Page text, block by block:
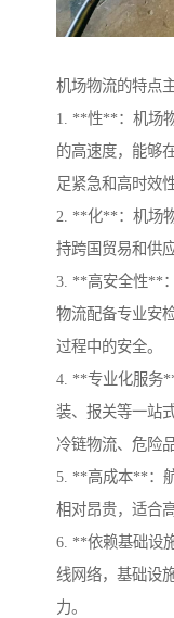
机场物流的特点
1. **性**：机场
的高速度，能够
足紧急和高时效
2. **化**：机场
持跨国贸易和供
3. **高安全性**
物流配备专业安
过程中的安全。
4. **专业化服务
装、报关等一站
冷链物流、危险
5. **高成本**：
相对昂贵，适合
6. **依赖基础设
线网络，基础设
力。